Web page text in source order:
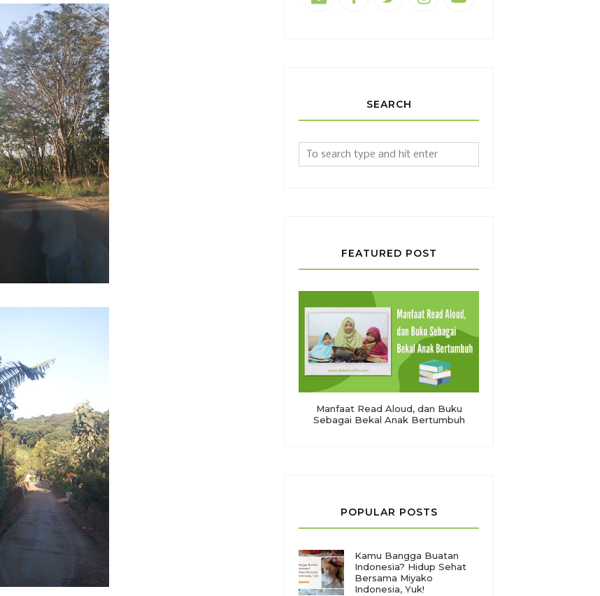
SEARCH
FEATURED POST
Manfaat Read Aloud, dan Buku
Sebagai Bekal Anak Bertumbuh
POPULAR POSTS
Kamu Bangga Buatan
Indonesia? Hidup Sehat
Bersama Miyako
Indonesia, Yuk!